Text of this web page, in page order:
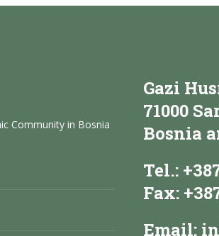
Community in Bosnia
Gazi
71000
Bosnia
Tel.:
Fax:
Email: